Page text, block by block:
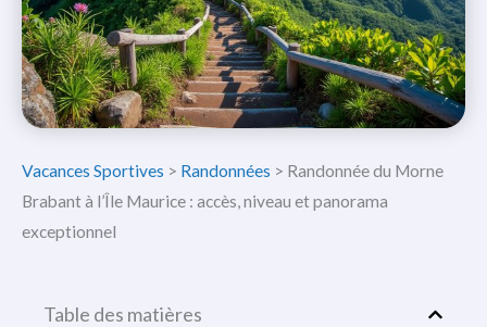
Vacances Sportives > Randonnées > Randonnée du Morne
Brabant à l’Île Maurice : accès, niveau et panorama
exceptionnel
Table des matières